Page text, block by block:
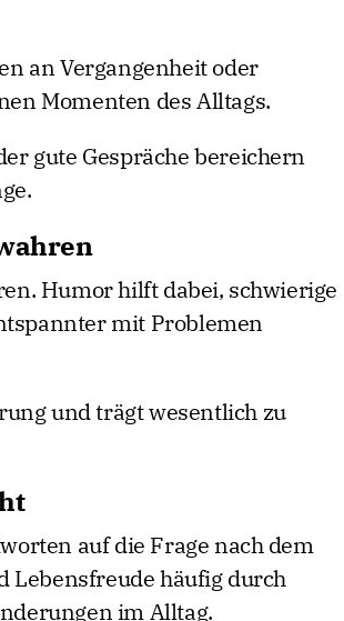
an Vergangenheit oder
Momenten des Alltags.
gute Gespräche bereichern
Humor hilft dabei, schwierige
mit Problemen
und trägt wesentlich zu
auf die Frage nach dem
Lebensfreude häufig durch
im Alltag.